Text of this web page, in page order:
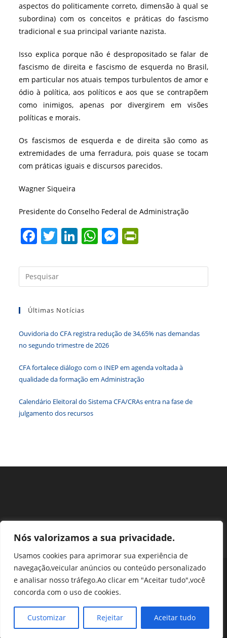
Nós valorizamos a sua privacidade.
Usamos cookies para aprimorar sua experiência de
navegação,veicular anúncios ou conteúdo personalizado
e analisar nosso tráfego.Ao clicar em "Aceitar tudo",você
concorda com o uso de cookies.
Customizar Rejeitar Aceitar tudo
aspectos do politicamente correto, dimensão à qual se
subordina) com os conceitos e práticas do fascismo
tradicional e sua principal variante nazista.
Isso explica porque não é despropositado se falar de
fascismo de direita e fascismo de esquerda no Brasil,
em particular nos atuais tempos turbulentos de amor e
ódio à política, aos políticos e aos que se contrapõem
como inimigos, apenas por divergirem em visões
políticas e morais.
Os fascismos de esquerda e de direita são como as
extremidades de uma ferradura, pois quase se tocam
com práticas iguais e discursos parecidos.
Wagner Siqueira
Presidente do Conselho Federal de Administração
F
c
e
o
o
k
T
itt
er
Li
k
e
n
W
at
s
p
M
ss
e
er
tF
ri
dl
a
Últimas Notícias
Ouvidoria do CFA registra redução de 34,65% nas demandas
no segundo trimestre de 2026
CFA fortalece diálogo com o INEP em agenda voltada à
qualidade da formação em Administração
Calendário Eleitoral do Sistema CFA/CRAs entra na fase de
julgamento dos recursos
Perguntas Frequentes
Ouvidoria
Transparência e prestação de contas
Assessoria de Imprensa
Setor de Autarquias Sul 1 Bloco L Edificio CFA - Asa Sul, Brasília -
DF, 70070-932 | Telefone: (61) 3218-1800 | cfa@cfa.org.br |
Copyright - 2024 CFA | All Rights Reserved | Powered by CFA